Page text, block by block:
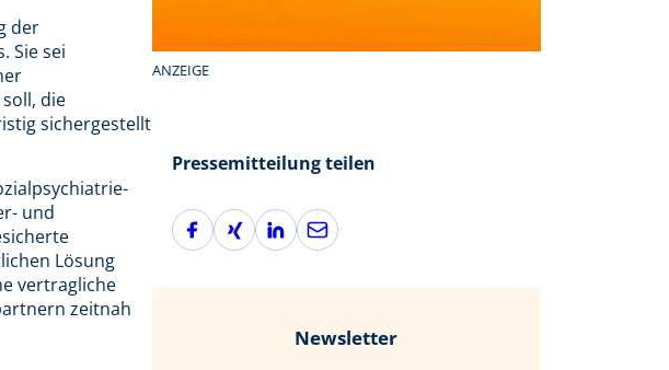
der
Sie sei
die
sichergestellt
und
Lösung
vertragliche
zeitnah
ANZEIGE
Pressemitteilung teilen
F
a
X
i
L
i
E
-
l
Newsletter